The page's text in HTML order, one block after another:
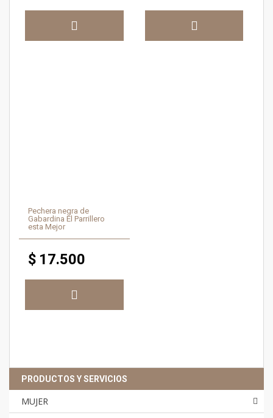
Pechera negra de
Gabardina El Parrillero
esta Mejor
$ 17.500
PRODUCTOS Y SERVICIOS
MUJER